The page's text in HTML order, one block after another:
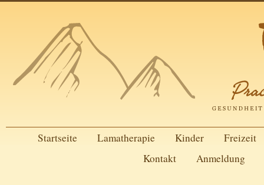
Startseite Lamatherapie Kinder
Freizeit
Kontakt
Anmeldung